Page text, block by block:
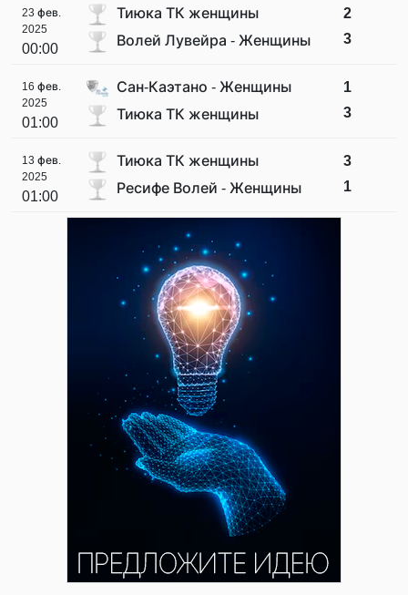
23 фев.
2025
00:00
Тиюка ТК женщины
Волей Лувейра - Женщины
2
3
16 фев.
2025
01:00
Сан-Каэтано - Женщины
Тиюка ТК женщины
1
3
13 фев.
2025
01:00
Тиюка ТК женщины
Ресифе Волей - Женщины
3
1